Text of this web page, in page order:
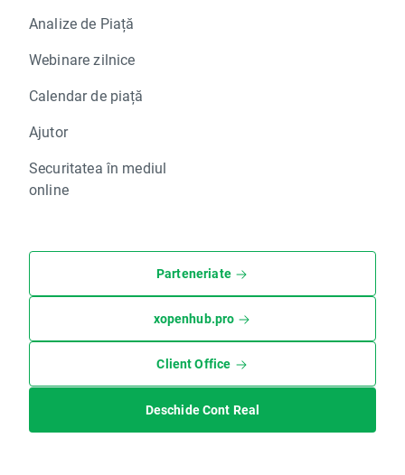
Analize de Piață
Webinare zilnice
Calendar de piață
Ajutor
Securitatea în mediul
online
Parteneriate
xopenhub.pro
Client Office
Deschide Cont Real